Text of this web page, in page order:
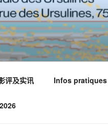
评及实讯 Infos pratiques